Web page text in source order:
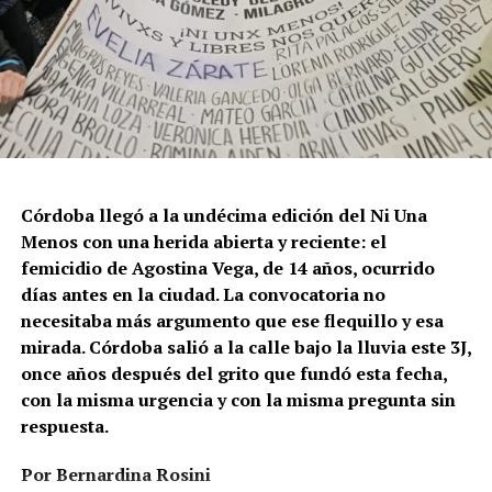
Córdoba llegó a la undécima edición del Ni Una
Menos con una herida abierta y reciente: el
femicidio de Agostina Vega, de 14 años, ocurrido
días antes en la ciudad. La convocatoria no
necesitaba más argumento que ese flequillo y esa
mirada. Córdoba salió a la calle bajo la lluvia este 3J,
once años después del grito que fundó esta fecha,
con la misma urgencia y con la misma pregunta sin
respuesta.
Por Bernardina Rosini